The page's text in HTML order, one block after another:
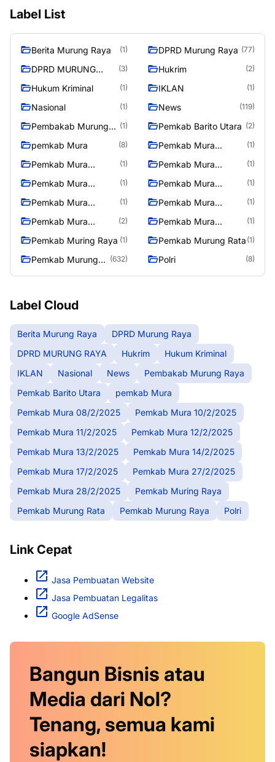
Label List
Berita Murung Raya (1) DPRD Murung Raya (77)
DPRD MURUNG
(3) Hukrim (2)
Hukum Kriminal (1) IKLAN (1)
Nasional (1) News (119)
Pembakab Murung
(1) Pemkab Barito Utara (2)
pemkab Mura (8)
Pemkab Mura
(1)
Pemkab Mura
(1)
Pemkab Mura
(1)
Pemkab Mura
(1)
Pemkab Mura
(1)
Pemkab Mura
(1)
Pemkab Mura
(1)
Pemkab Mura
(2)
Pemkab Mura
(1)
Pemkab Muring Raya (1) Pemkab Murung Rata (1)
Pemkab Murung
(632) Polri (8)
Label Cloud
Berita Murung Raya
DPRD Murung Raya
DPRD MURUNG RAYA
Hukrim
Hukum Kriminal
IKLAN
Nasional News
Pembakab Murung Raya
Pemkab Barito Utara
pemkab Mura
Pemkab Mura 08/2/2025
Pemkab Mura 10/2/2025
Pemkab Mura 11/2/2025
Pemkab Mura 12/2/2025
Pemkab Mura 13/2/2025
Pemkab Mura 14/2/2025
Pemkab Mura 17/2/2025
Pemkab Mura 27/2/2025
Pemkab Mura 28/2/2025
Pemkab Muring Raya
Pemkab Murung Rata
Pemkab Murung Raya Polri
Link Cepat
Jasa Pembuatan Website
Jasa Pembuatan Legalitas
Google AdSense
Bangun Bisnis atau
Media dari Nol?
Tenang, semua kami
siapkan!